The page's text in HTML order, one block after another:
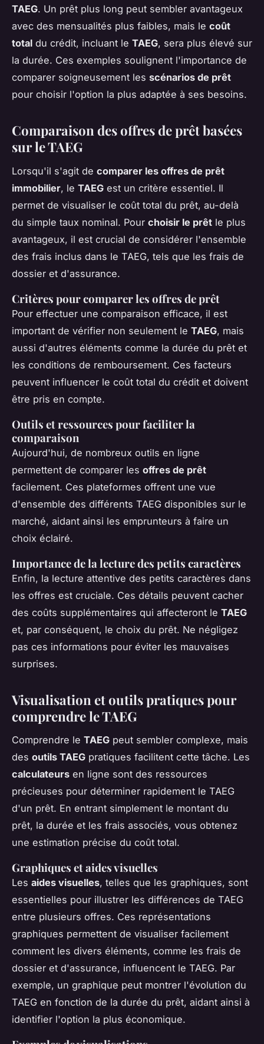
TAEG. Un prêt plus long peut sembler avantageux
avec des mensualités plus faibles, mais le coût
total du crédit, incluant le TAEG, sera plus élevé sur
la durée. Ces exemples soulignent l'importance de
comparer soigneusement les scénarios de prêt
pour choisir l'option la plus adaptée à ses besoins.
Comparaison des offres de prêt basées
sur le TAEG
Lorsqu'il s'agit de comparer les offres de prêt
immobilier, le TAEG est un critère essentiel. Il
permet de visualiser le coût total du prêt, au-delà
du simple taux nominal. Pour choisir le prêt le plus
avantageux, il est crucial de considérer l'ensemble
des frais inclus dans le TAEG, tels que les frais de
dossier et d'assurance.
Critères pour comparer les offres de prêt
Pour effectuer une comparaison efficace, il est
important de vérifier non seulement le TAEG, mais
aussi d'autres éléments comme la durée du prêt et
les conditions de remboursement. Ces facteurs
peuvent influencer le coût total du crédit et doivent
être pris en compte.
Outils et ressources pour faciliter la
comparaison
Aujourd'hui, de nombreux outils en ligne
permettent de comparer les offres de prêt
facilement. Ces plateformes offrent une vue
d'ensemble des différents TAEG disponibles sur le
marché, aidant ainsi les emprunteurs à faire un
choix éclairé.
Importance de la lecture des petits caractères
Enfin, la lecture attentive des petits caractères dans
les offres est cruciale. Ces détails peuvent cacher
des coûts supplémentaires qui affecteront le TAEG
et, par conséquent, le choix du prêt. Ne négligez
pas ces informations pour éviter les mauvaises
surprises.
Visualisation et outils pratiques pour
comprendre le TAEG
Comprendre le TAEG peut sembler complexe, mais
des outils TAEG pratiques facilitent cette tâche. Les
calculateurs en ligne sont des ressources
précieuses pour déterminer rapidement le TAEG
d'un prêt. En entrant simplement le montant du
prêt, la durée et les frais associés, vous obtenez
une estimation précise du coût total.
Graphiques et aides visuelles
Les aides visuelles, telles que les graphiques, sont
essentielles pour illustrer les différences de TAEG
entre plusieurs offres. Ces représentations
graphiques permettent de visualiser facilement
comment les divers éléments, comme les frais de
dossier et d'assurance, influencent le TAEG. Par
exemple, un graphique peut montrer l'évolution du
TAEG en fonction de la durée du prêt, aidant ainsi à
identifier l'option la plus économique.